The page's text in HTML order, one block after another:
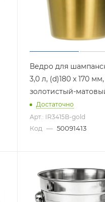
Ведро для
3,0 л, (d)180 x 170
золотистый-
Достаточно
Арт.: IR3415B-gold
Код — 50091413